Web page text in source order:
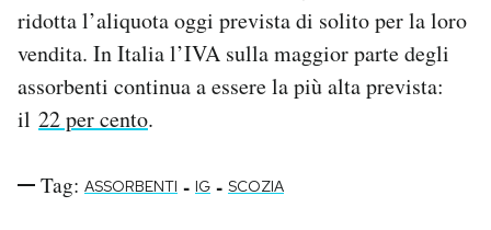
ridotta l’aliquota oggi prevista di solito per la loro
vendita. In Italia l’IVA sulla maggior parte degli
assorbenti continua a essere la più alta prevista:
il 22 per cento.
Tag: ASSORBENTI - IG - SCOZIA